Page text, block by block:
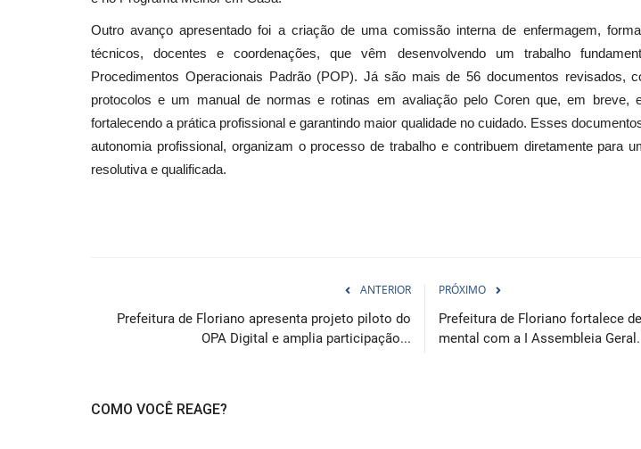
Outro avanço apresentado foi a criação de uma comissão interna de enfermagem,
técnicos, docentes e coordenações, que vêm desenvolvendo um trabalho
Procedimentos Operacionais Padrão (POP). Já são mais de 56 documentos revisados,
protocolos e um manual de normas e rotinas em avaliação pelo Coren que, em breve,
fortalecendo a prática profissional e garantindo maior qualidade no cuidado. Esses
autonomia profissional, organizam o processo de trabalho e contribuem diretamente para
resolutiva e qualificada.
ANTERIOR
Prefeitura de Floriano apresenta projeto piloto do
OPA Digital e amplia participação...
PRÓXIMO
Prefeitura de Floriano fortalece
mental com a I Assembleia
COMO VOCÊ REAGE?